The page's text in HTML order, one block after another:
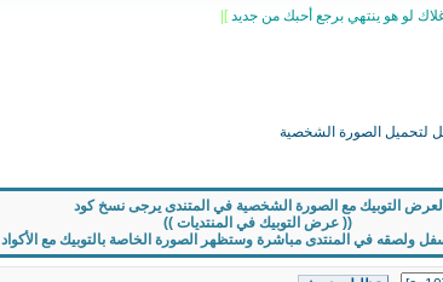
لو هو ينتهي برجع أحبك من جديد]|
لتحميل الصورة الشخصية
لعرض التوبيك مع الصورة الشخصية في المتندى يرجى نسخ كود
(( عرض التوبيك في المنتديات ))
ولصقه في المنتدى مباشرة وستظهر الصورة الخاصة بالتوبيك مع الأكواد